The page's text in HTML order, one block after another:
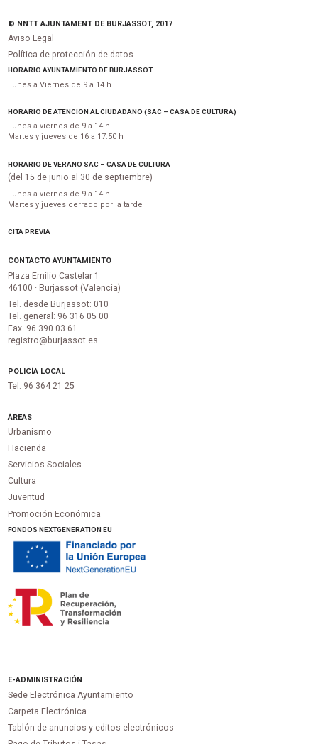
© NNTT AJUNTAMENT DE BURJASSOT, 2017
Aviso Legal
Política de protección de datos
HORARIO AYUNTAMIENTO DE BURJASSOT
Lunes a Viernes de 9 a 14 h
HORARIO DE ATENCIÓN AL CIUDADANO (SAC – CASA DE CULTURA)
Lunes a viernes de 9 a 14 h
Martes y jueves de 16 a 17:50 h
HORARIO DE VERANO SAC – CASA DE CULTURA
(del 15 de junio al 30 de septiembre)
Lunes a viernes de 9 a 14 h
Martes y jueves cerrado por la tarde
CITA PREVIA
CONTACTO AYUNTAMIENTO
Plaza Emilio Castelar 1
46100 · Burjassot (Valencia)
Tel. desde Burjassot: 010
Tel. general: 96 316 05 00
Fax. 96 390 03 61
registro@burjassot.es
POLICÍA LOCAL
Tel. 96 364 21 25
ÁREAS
Urbanismo
Hacienda
Servicios Sociales
Cultura
Juventud
Promoción Económica
FONDOS NEXTGENERATION EU
E-ADMINISTRACIÓN
Sede Electrónica Ayuntamiento
Carpeta Electrónica
Tablón de anuncios y editos electrónicos